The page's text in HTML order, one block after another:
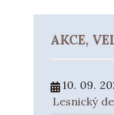
AKCE,
10. 09.
Lesnický